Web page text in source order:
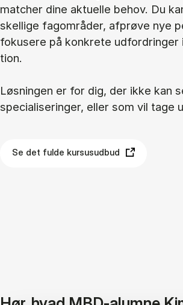
mat­cher dine ak­tu­el­le be­hov. Du
skel­li­ge fag­om­rå­der, af­prø­ve nye
fo­ku­se­re på kon­kre­te
tion.
Løs­nin­gen er for dig, der ikke kan
spe­ci­a­li­se­rin­ger, el­ler som vil tage
Se det fulde kursusudbud